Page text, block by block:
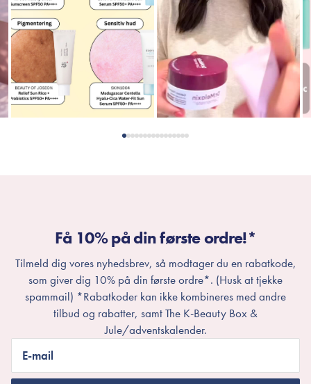
Få 10% på din første ordre!*
Tilmeld dig vores nyhedsbrev, så modtager du en rabatkode,
som giver dig 10% på din første ordre*. (Husk at tjekke
spammail) *Rabatkoder kan ikke kombineres med andre
tilbud og rabatter, samt The K-Beauty Box &
Jule/adventskalender.
E-mail